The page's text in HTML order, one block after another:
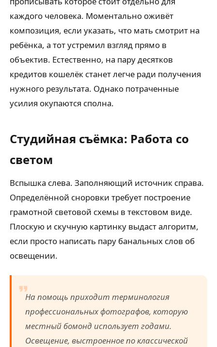
каждого человека. Моментально оживёт
композиция, если указать, что мать смотрит на
ребёнка, а тот устремил взгляд прямо в
объектив. Естественно, на пару десятков
кредитов кошелёк станет легче ради получения
нужного результата. Однако потраченные
усилия окупаются сполна.
Студийная съёмка: Работа со
светом
Вспышка слева. Заполняющий источник справа.
Определённой сноровки требует построение
грамотной световой схемы в текстовом виде.
Плоскую и скучную картинку выдаст алгоритм,
если просто написать пару банальных слов об
освещении.
На помощь приходит терминология
профессиональных фотографов, которую
местный бомонд использует годами.
Освещение, выстроенное по классической